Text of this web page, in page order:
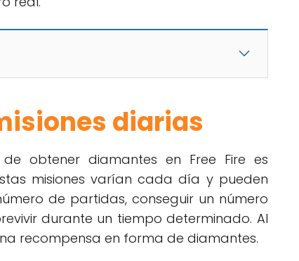
diarias
obtener diamantes en Free Fire es
misiones varían cada día y pueden
de partidas, conseguir un número
durante un tiempo determinado. Al
recompensa en forma de diamantes.